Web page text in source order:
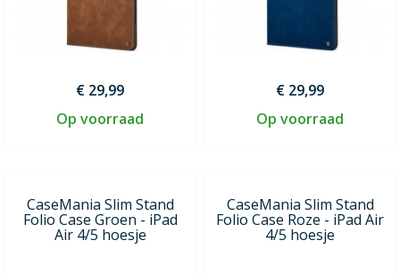
€ 29,99
Op voorraad
€ 29,99
Op voorraad
CaseMania Slim Stand
Folio Case Groen - iPad
Air 4/5 hoesje
CaseMania Slim Stand
Folio Case Roze - iPad Air
4/5 hoesje